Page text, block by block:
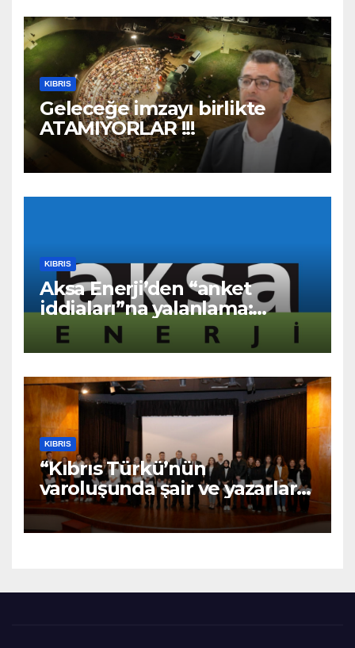
KIBRIS
Geleceğe imzayı birlikte
ATAMIYORLAR !!!
KIBRIS
Aksa Enerji’den “anket
iddiaları”na yalanlama:
“Asılsız ve mesnetsiz
haberler”
KIBRIS
“Kıbrıs Türkü’nün
varoluşunda şair ve yazarların
katkıları büyüktür” – BRTK